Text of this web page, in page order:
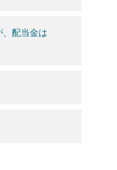
配当金は